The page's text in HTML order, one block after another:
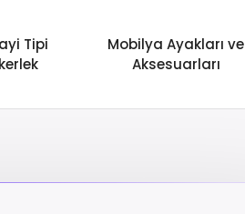
Tipi
Mobilya Ayakları ve
Aksesuarları